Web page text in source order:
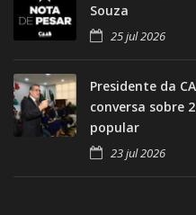
Souza
25 jul 2026
Presidente da
conversa sobre
popular
23 jul 2026